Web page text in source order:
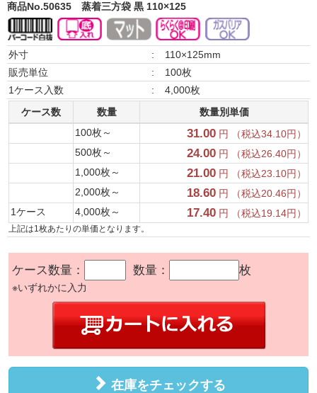
商品No.50635 蒸着三方袋 黒 110×125
外寸 :
110×125mm
販売単位
:
100枚
1ケース入数
:
4,000枚
ケース数
数量
数量別単価
100枚～
31.00 円 （税込34.10円）
500枚～
24.00 円 （税込26.40円）
1,000枚～
21.00 円 （税込23.10円）
2,000枚～
18.60 円 （税込20.46円）
1ケース
4,000枚～ 17.40 円 （税込19.14円）
上記は1枚あたりの単価となります。
ケース数量： 数量： 枚
※いずれかに入力
在庫をチェックする